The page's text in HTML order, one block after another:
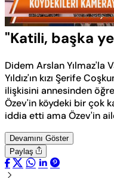
Sesi
Aç
"Katili, başka
Didem Arslan Yılmaz'la
Yıldız'ın kızı Şerife
ilişkisini annesinden
Özev'in köydeki bir çok
iddia etti ama Özev'in
Devamını Göster
Paylaş